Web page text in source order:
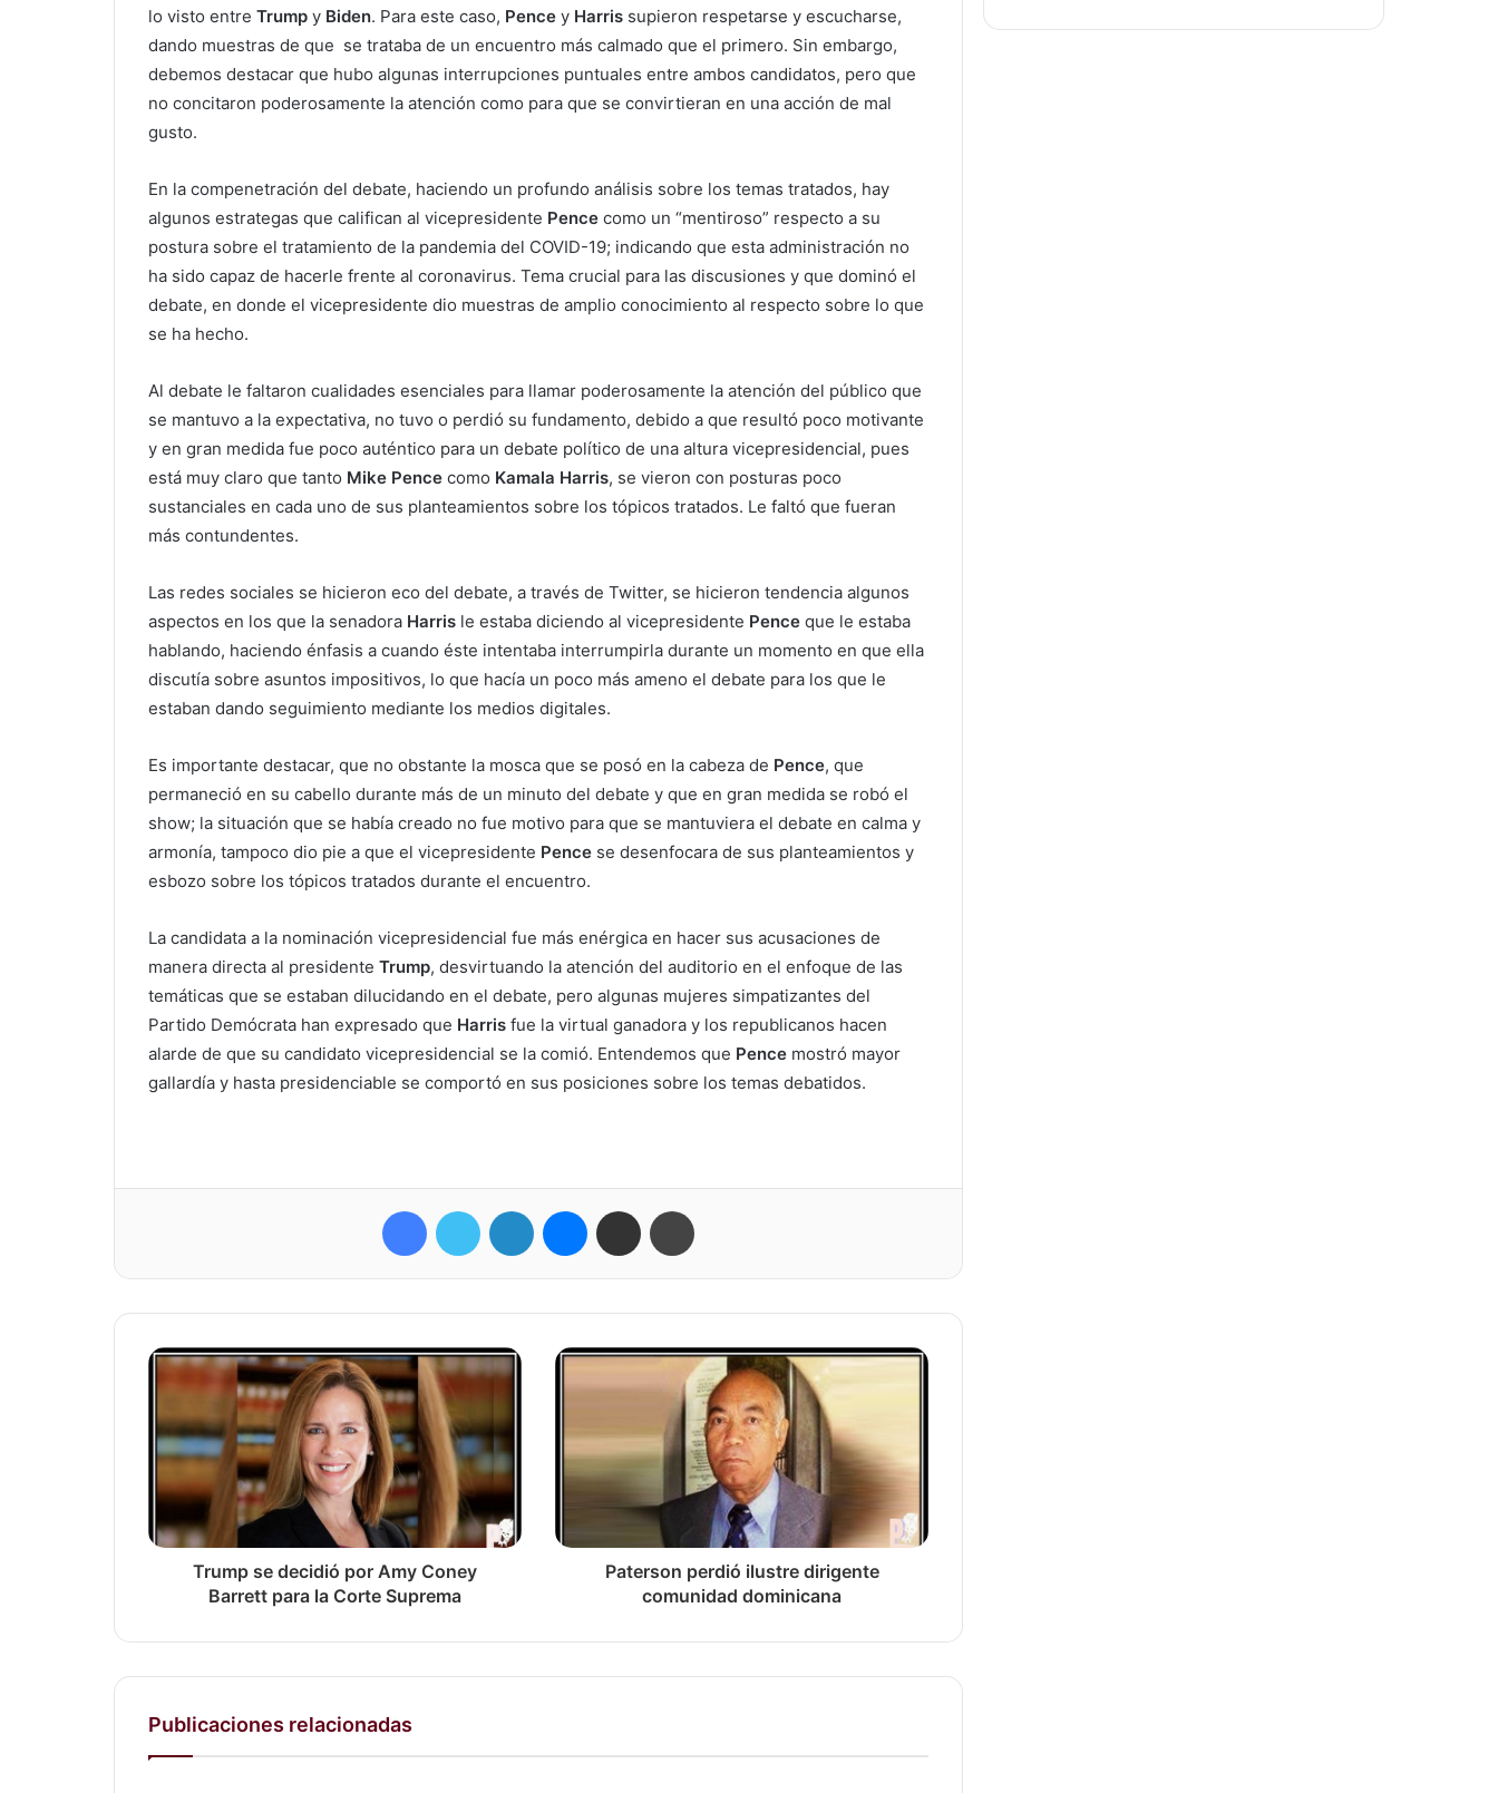
lo visto entre Trump y Biden. Para este caso, Pence y Harris supieron respetarse y escucharse,
dando muestras de que se trataba de un encuentro más calmado que el primero. Sin embargo,
debemos destacar que hubo algunas interrupciones puntuales entre ambos candidatos, pero que
no concitaron poderosamente la atención como para que se convirtieran en una acción de mal
gusto.
En la compenetración del debate, haciendo un profundo análisis sobre los temas tratados, hay
algunos estrategas que califican al vicepresidente Pence como un “mentiroso” respecto a su
postura sobre el tratamiento de la pandemia del COVID-19; indicando que esta administración no
ha sido capaz de hacerle frente al coronavirus. Tema crucial para las discusiones y que dominó el
debate, en donde el vicepresidente dio muestras de amplio conocimiento al respecto sobre lo que
se ha hecho.
Al debate le faltaron cualidades esenciales para llamar poderosamente la atención del público que
se mantuvo a la expectativa, no tuvo o perdió su fundamento, debido a que resultó poco motivante
y en gran medida fue poco auténtico para un debate político de una altura vicepresidencial, pues
está muy claro que tanto Mike Pence como Kamala Harris, se vieron con posturas poco
sustanciales en cada uno de sus planteamientos sobre los tópicos tratados. Le faltó que fueran
más contundentes.
Las redes sociales se hicieron eco del debate, a través de Twitter, se hicieron tendencia algunos
aspectos en los que la senadora Harris le estaba diciendo al vicepresidente Pence que le estaba
hablando, haciendo énfasis a cuando éste intentaba interrumpirla durante un momento en que ella
discutía sobre asuntos impositivos, lo que hacía un poco más ameno el debate para los que le
estaban dando seguimiento mediante los medios digitales.
Es importante destacar, que no obstante la mosca que se posó en la cabeza de Pence, que
permaneció en su cabello durante más de un minuto del debate y que en gran medida se robó el
show; la situación que se había creado no fue motivo para que se mantuviera el debate en calma y
armonía, tampoco dio pie a que el vicepresidente Pence se desenfocara de sus planteamientos y
esbozo sobre los tópicos tratados durante el encuentro.
La candidata a la nominación vicepresidencial fue más enérgica en hacer sus acusaciones de
manera directa al presidente Trump, desvirtuando la atención del auditorio en el enfoque de las
temáticas que se estaban dilucidando en el debate, pero algunas mujeres simpatizantes del
Partido Demócrata han expresado que Harris fue la virtual ganadora y los republicanos hacen
alarde de que su candidato vicepresidencial se la comió. Entendemos que Pence mostró mayor
gallardía y hasta presidenciable se comportó en sus posiciones sobre los temas debatidos.
FacebookTwitter LinkedIn MessengerCompartir por correo electrónico
Trump se decidió por Amy Coney
Barrett para la Corte Suprema
Paterson perdió ilustre dirigente
comunidad dominicana
Publicaciones relacionadas